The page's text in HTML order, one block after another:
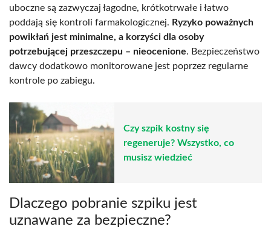
uboczne są zazwyczaj łagodne, krótkotrwałe i łatwo
poddają się kontroli farmakologicznej. Ryzyko poważnych
powikłań jest minimalne, a korzyści dla osoby
potrzebującej przeszczepu – nieocenione. Bezpieczeństwo
dawcy dodatkowo monitorowane jest poprzez regularne
kontrole po zabiegu.
Czy szpik kostny się
regeneruje? Wszystko, co
musisz wiedzieć
Dlaczego pobranie szpiku jest
uznawane za bezpieczne?